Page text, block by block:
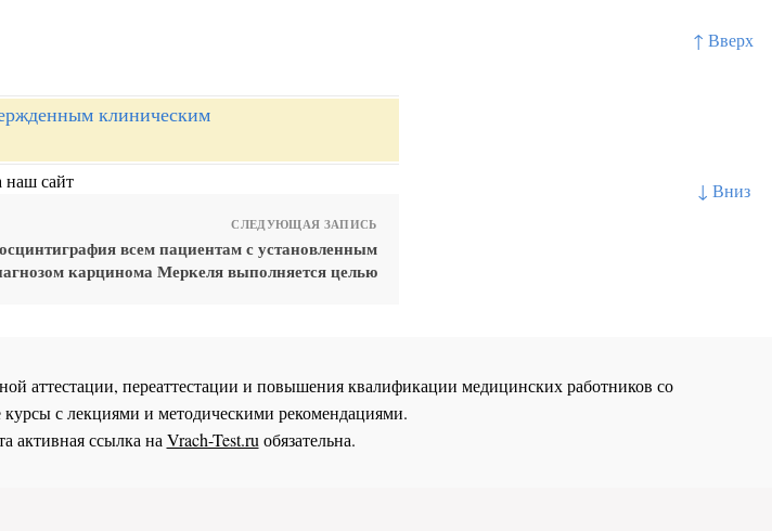
↑ Вверх
↓ Вниз
клиническим
наш сайт
СЛЕДУЮЩАЯ ЗАПИСЬ
всем пациентам с установленным
карцинома Меркеля выполняется целью
аттестации, переаттестации и повышения квалификации медицинских работников со
с лекциями и методическими рекомендациями.
активная ссылка на Vrach-Test.ru обязательна.